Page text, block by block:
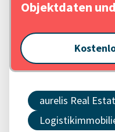
Objektdaten
aurelis Real